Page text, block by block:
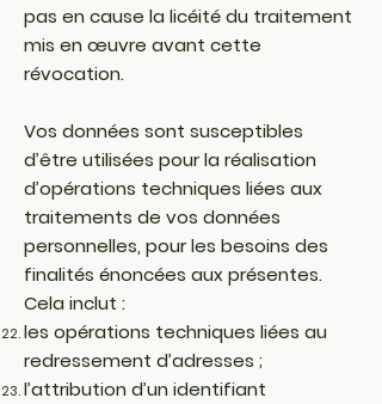
pas en cause la licéité du traitement
mis en œuvre avant cette
révocation.
Vos données sont susceptibles
d’être utilisées pour la réalisation
d’opérations techniques liées aux
traitements de vos données
personnelles, pour les besoins des
finalités énoncées aux présentes.
Cela inclut :
les opérations techniques liées au
redressement d’adresses ;
l’attribution d’un identifiant